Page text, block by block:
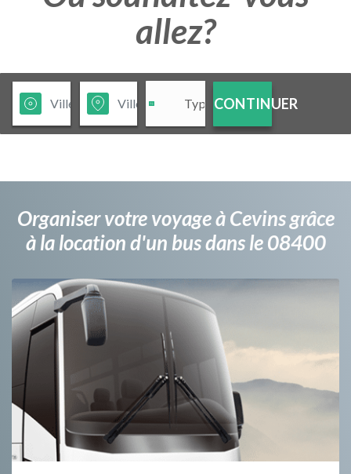
allez?
CONTINUER
Organiser votre voyage à Cevins grâce
à la location d'un bus dans le 08400